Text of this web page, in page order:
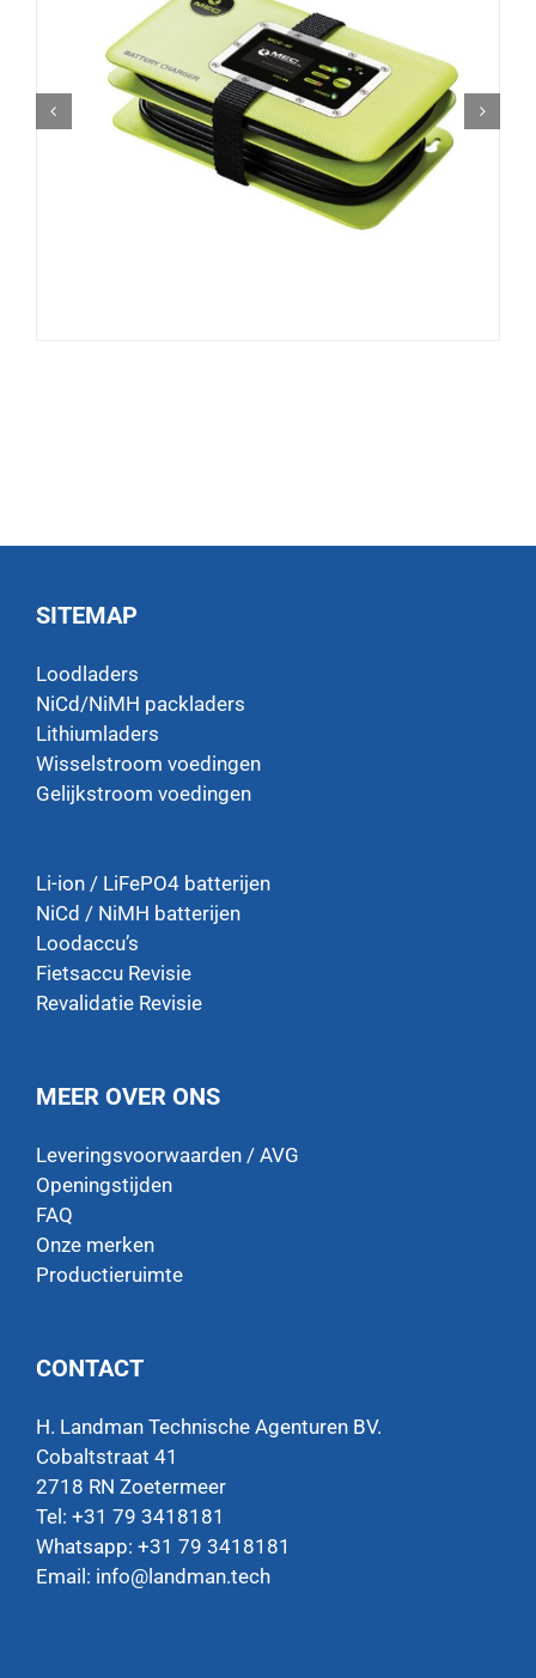
SITEMAP
Loodladers
NiCd/NiMH packladers
Lithiumladers
Wisselstroom voedingen
Gelijkstroom voedingen
Li-ion / LiFePO4 batterijen
NiCd / NiMH batterijen
Loodaccu’s
Fietsaccu Revisie
Revalidatie Revisie
MEER OVER ONS
Leveringsvoorwaarden / AVG
Openingstijden
FAQ
Onze merken
Productieruimte
CONTACT
H. Landman Technische Agenturen BV.
Cobaltstraat 41
2718 RN Zoetermeer
Tel: +31 79 3418181
Whatsapp: +31 79 3418181
Email: info@landman.tech